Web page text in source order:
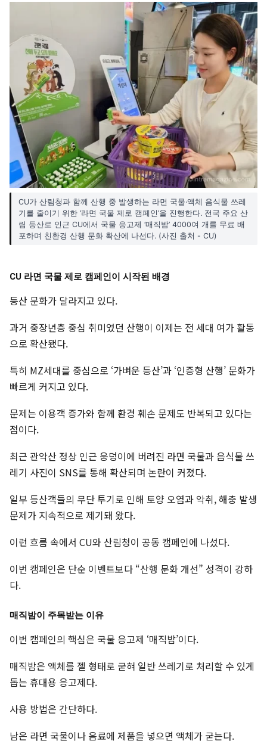
CU가 산림청과 함께 산행 중 발생하는 라면 국물·액체 음식물 쓰레
기를 줄이기 위한 ‘라면 국물 제로 캠페인’을 진행한다. 전국 주요 산
림 등산로 인근 CU에서 국물 응고제 ‘매직밤’ 4000여 개를 무료 배
포하며 친환경 산행 문화 확산에 나선다. (사진 출처 - CU)
CU 라면 국물 제로 캠페인이 시작된 배경
등산 문화가 달라지고 있다.
과거 중장년층 중심 취미였던 산행이 이제는 전 세대 여가 활동
으로 확산됐다.
특히 MZ세대를 중심으로 ‘가벼운 등산’과 ‘인증형 산행’ 문화가
빠르게 커지고 있다.
문제는 이용객 증가와 함께 환경 훼손 문제도 반복되고 있다는
점이다.
최근 관악산 정상 인근 웅덩이에 버려진 라면 국물과 음식물 쓰
레기 사진이 SNS를 통해 확산되며 논란이 커졌다.
일부 등산객들의 무단 투기로 인해 토양 오염과 악취, 해충 발생
문제가 지속적으로 제기돼 왔다.
이런 흐름 속에서 CU와 산림청이 공동 캠페인에 나섰다.
이번 캠페인은 단순 이벤트보다 “산행 문화 개선” 성격이 강하
다.
매직밤이 주목받는 이유
이번 캠페인의 핵심은 국물 응고제 ‘매직밤’이다.
매직밤은 액체를 젤 형태로 굳혀 일반 쓰레기로 처리할 수 있게
돕는 휴대용 응고제다.
사용 방법은 간단하다.
남은 라면 국물이나 음료에 제품을 넣으면 액체가 굳는다.